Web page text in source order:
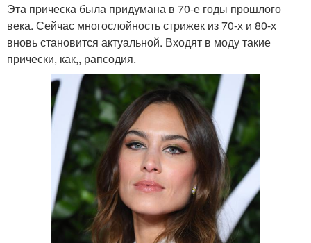
Эта прическа была придумана в 70-е годы прошлого
века. Сейчас многослойность стрижек из 70-х и 80-х
вновь становится актуальной. Входят в моду такие
прически, как,, рапсодия.